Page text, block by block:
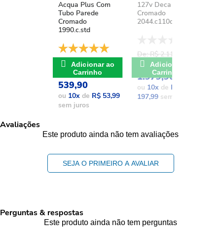
Acqua Plus Com
Tubo Parede
Cromado
1990.c.std
De: R$ 741,17
POR: R$
539,90
ou 10xde R$ 53,99
sem juros
Adicionar ao
Carrinho
127v Deca You
Cromado
2044.c110d.aqc
De: R$ 2.111,37
POR: R$
1.979,90
ou 10xde R$
197,99sem juros
Carrinho
Avaliações
Este produto ainda não tem avaliações
SEJA O PRIMEIRO A AVALIAR
Perguntas & respostas
Este produto ainda não tem perguntas